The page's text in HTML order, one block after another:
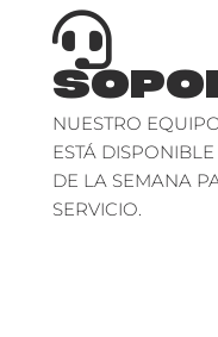
NUESTRO
ESTÁ
DE LA SEMANA
SERVICIO.